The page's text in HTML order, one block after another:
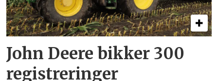
John Deere bikker 300
registreringer